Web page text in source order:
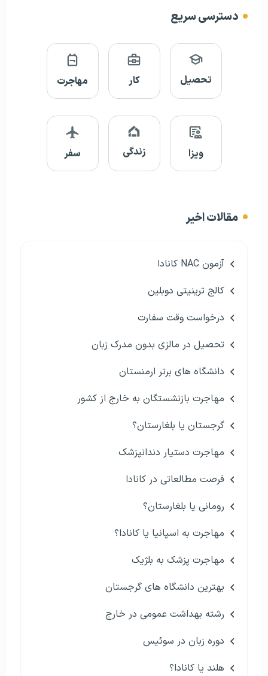
دسترسی سریع
تحصیل کار مهاجرت
ویزا زندگی سفر
مقالات اخیر
آزمون NAC کانادا
کالج ترینیتی دوبلین
درخواست وقت سفارت
تحصیل در مالزی بدون مدرک زبان
دانشگاه های برتر ارمنستان
مهاجرت بازنشستگان به خارج از کشور
گرجستان یا بلغارستان؟
مهاجرت دستیار دندانپزشک
فرصت مطالعاتی در کانادا
رومانی یا بلغارستان؟
مهاجرت به اسپانیا یا کانادا؟
مهاجرت پزشک به بلژیک
بهترین دانشگاه های گرجستان
رشته بهداشت عمومی در خارج
دوره زبان در سوئیس
هلند یا کانادا؟